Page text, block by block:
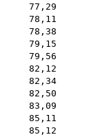
77,29
78,11
78,38
79,15
79,56
82,12
82,34
82,50
83,09
85,11
85,12